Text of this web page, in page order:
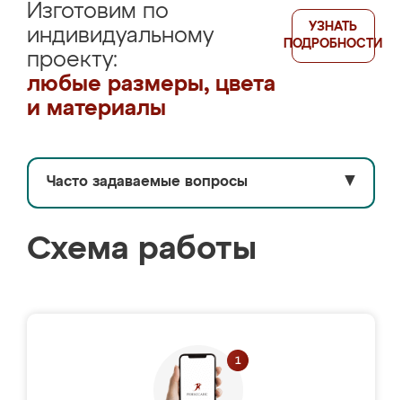
Изготовим по
индивидуальному
проекту:
любые размеры, цвета
и материалы
УЗНАТЬ
ПОДРОБНОСТИ
Часто задаваемые вопросы ▼
Схема работы